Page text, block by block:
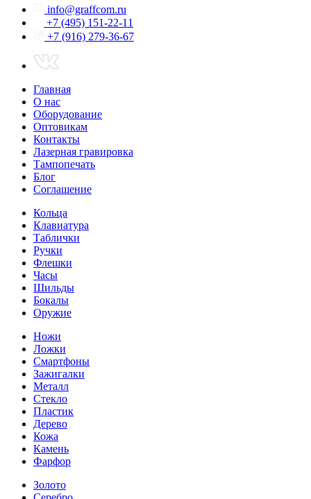
info@graffcom.ru
+7 (495) 151-22-11
+7 (916) 279-36-67
Главная
О нас
Оборудование
Оптовикам
Контакты
Лазерная гравировка
Тампопечать
Блог
Соглашение
Кольца
Клавиатура
Таблички
Ручки
Флешки
Часы
Шильды
Бокалы
Оружие
Ножи
Ложки
Смартфоны
Зажигалки
Металл
Стекло
Пластик
Дерево
Кожа
Камень
Фарфор
Золото